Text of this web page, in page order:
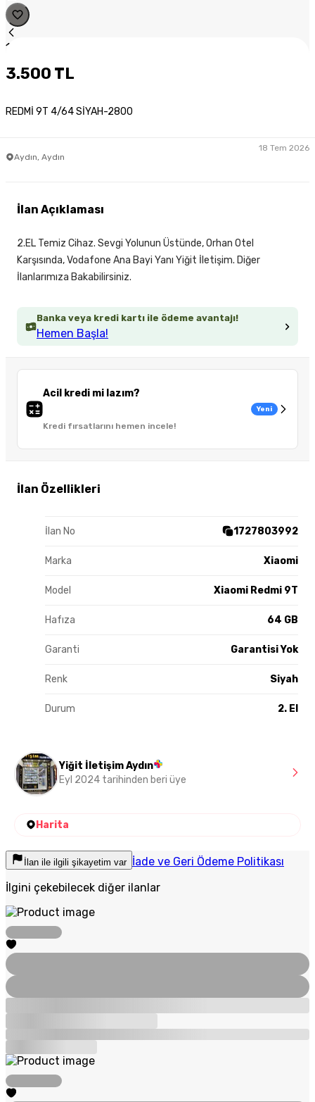
1
3.500 TL
REDMİ 9T 4/64 SİYAH-2800
Aydın, Aydın
18 Tem 2026
Banka veya kredi kartı ile ödeme avantajı!
Hemen Başla!
Acil kredi mi lazım?
Kredi fırsatlarını hemen incele!
Yeni
İlan Özellikleri
İlan No 1727803992
Marka Xiaomi
Model Xiaomi Redmi 9T
Hafıza 64 GB
Garanti Garantisi Yok
Renk Siyah
Durum 2. El
İlan Açıklaması
2.EL Temiz Cihaz. Sevgi Yolunun Üstünde, Orhan Otel
Karşısında, Vodafone Ana Bayi Yanı Yiğit İletişim. Diğer
İlanlarımıza Bakabilirsiniz.
Yiğit İletişim Aydın
Eyl 2024 tarihinden beri üye
Harita
İlan ile ilgili şikayetim var İade ve Geri Ödeme Politikası
İlgini çekebilecek diğer ilanlar